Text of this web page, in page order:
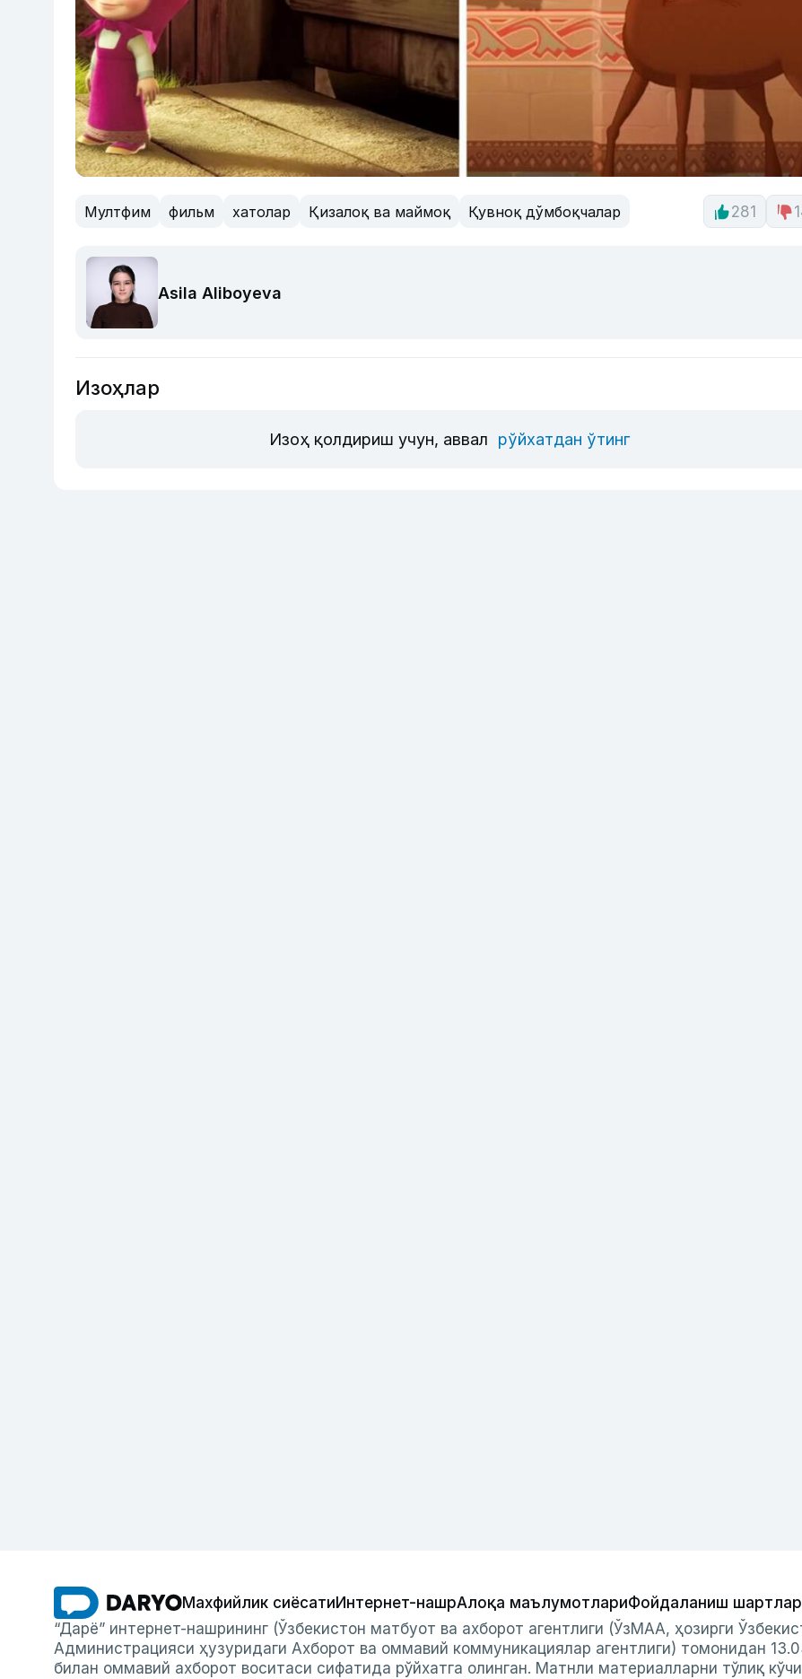
Мултфим фильм хатолар Қизалоқ ва маймоқ Қувноқ дўмбоқчалар 281
Asila Aliboyeva
Изоҳлар
Изоҳ қолдириш учун, аввал рўйхатдан ўтинг
Махфийлик сиёсатиИнтернет-нашрАлоқа маълумотлариФойдаланиш
“Дарё” интернет-нашрининг (Ўзбекистон матбуот ва ахборот агентлиги (ЎзМАА, ҳозирги
Администрацияси ҳузуридаги Ахборот ва оммавий коммуникациялар агентлиги) томонидан
билан оммавий ахборот воситаси сифатида рўйхатга олинган. Матнли материалларни тўлиқ